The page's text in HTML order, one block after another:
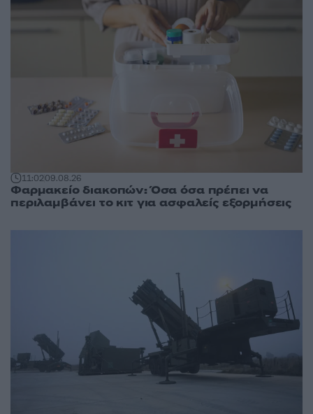
11:0209.08.26
Φαρμακείο διακοπών: Όσα όσα πρέπει να
περιλαμβάνει το κιτ για ασφαλείς εξορμήσεις